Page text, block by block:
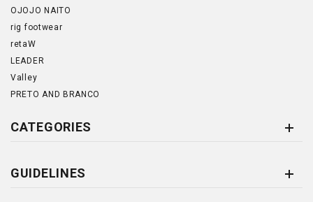
OJOJO NAITO
rig footwear
retaW
LEADER
Valley
PRETO AND BRANCO
CATEGORIES
GUIDELINES